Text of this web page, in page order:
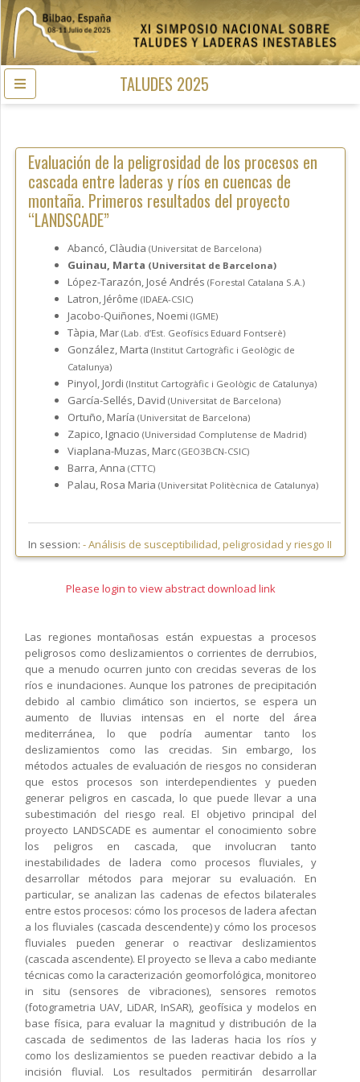
TALUDES 2025
Evaluación de la peligrosidad de los procesos en
cascada entre laderas y ríos en cuencas de
montaña. Primeros resultados del proyecto
“LANDSCADE”
Abancó, Clàudia (Universitat de Barcelona)
Guinau, Marta (Universitat de Barcelona)
López-Tarazón, José Andrés (Forestal Catalana S.A.)
Latron, Jérôme (IDAEA-CSIC)
Jacobo-Quiñones, Noemi (IGME)
Tàpia, Mar (Lab. d’Est. Geofísics Eduard Fontserè)
González, Marta (Institut Cartogràfic i Geològic de
Catalunya)
Pinyol, Jordi (Institut Cartogràfic i Geològic de Catalunya)
García-Sellés, David (Universitat de Barcelona)
Ortuño, María (Universitat de Barcelona)
Zapico, Ignacio (Universidad Complutense de Madrid)
Viaplana-Muzas, Marc (GEO3BCN-CSIC)
Barra, Anna (CTTC)
Palau, Rosa Maria (Universitat Politècnica de Catalunya)
In session: -Análisis de susceptibilidad, peligrosidad y riesgo II
Please login to view abstract download link
Las regiones montañosas están expuestas a procesos
peligrosos como deslizamientos o corrientes de derrubios,
que a menudo ocurren junto con crecidas severas de los
ríos e inundaciones. Aunque los patrones de precipitación
debido al cambio climático son inciertos, se espera un
aumento de lluvias intensas en el norte del área
mediterránea, lo que podría aumentar tanto los
deslizamientos como las crecidas. Sin embargo, los
métodos actuales de evaluación de riesgos no consideran
que estos procesos son interdependientes y pueden
generar peligros en cascada, lo que puede llevar a una
subestimación del riesgo real. El objetivo principal del
proyecto LANDSCADE es aumentar el conocimiento sobre
los peligros en cascada, que involucran tanto
inestabilidades de ladera como procesos fluviales, y
desarrollar métodos para mejorar su evaluación. En
particular, se analizan las cadenas de efectos bilaterales
entre estos procesos: cómo los procesos de ladera afectan
a los fluviales (cascada descendente) y cómo los procesos
fluviales pueden generar o reactivar deslizamientos
(cascada ascendente). El proyecto se lleva a cabo mediante
técnicas como la caracterización geomorfológica, monitoreo
in situ (sensores de vibraciones), sensores remotos
(fotogrametria UAV, LiDAR, InSAR), geofísica y modelos en
base física, para evaluar la magnitud y distribución de la
cascada de sedimentos de las laderas hacia los ríos y
como los deslizamientos se pueden reactivar debido a la
incisión fluvial. Los resultados permitirán desarrollar